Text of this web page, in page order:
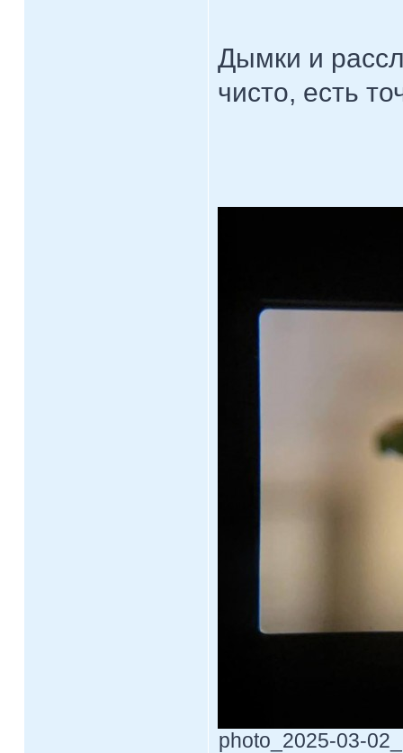
Дымки и
чисто, есть
photo_2025-03-